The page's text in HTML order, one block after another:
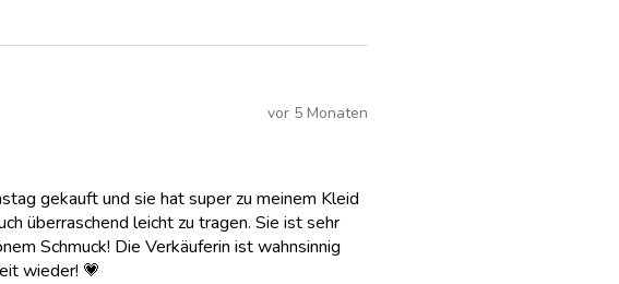
vor 5 Monaten
gekauft und sie hat super zu meinem Kleid
überraschend leicht zu tragen. Sie ist sehr
Schmuck! Die Verkäuferin ist wahnsinnig
wieder! 💗